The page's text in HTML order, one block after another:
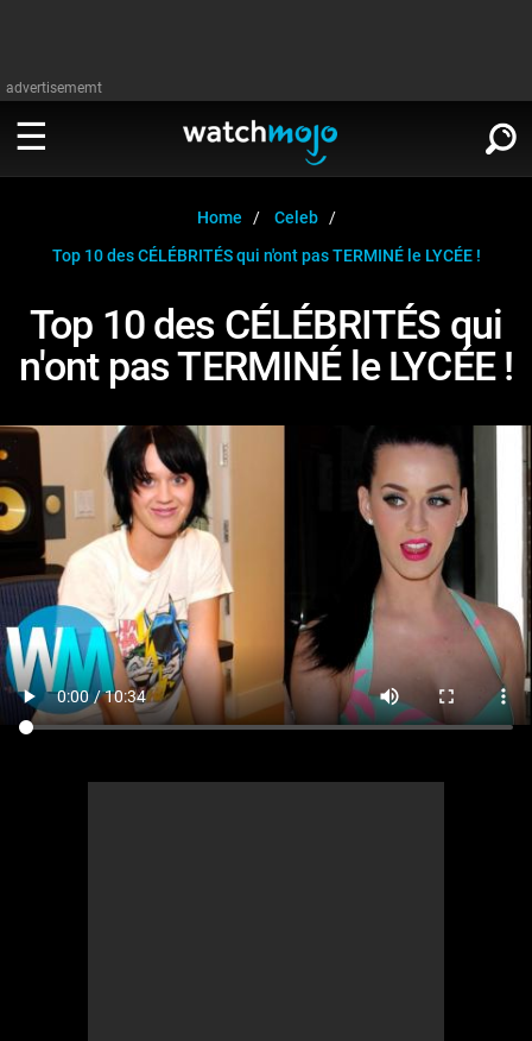
advertisememt
Télévision
Stars
Jeux vidéo
Comics
Anime
Culture pop
Cinéma
Musique
Stars
Jeux vidéo
Comics
Anime
Home
Celeb
Top 10 des CÉLÉBRITÉS qui n'ont pas TERMINÉ le LYCÉE !
Top 10 des CÉLÉBRITÉS qui
n'ont pas TERMINÉ le LYCÉE !